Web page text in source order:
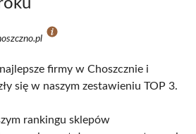
firmy w Choszcznie i
się w naszym zestawieniu TOP 3.
rankingu sklepów